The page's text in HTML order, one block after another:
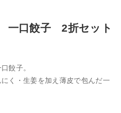
口餃子 2折セット
餃子。
く・生姜を加え薄皮で包んだ一